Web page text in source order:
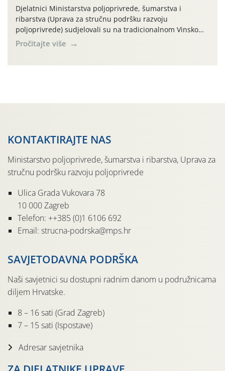
Djelatnici Ministarstva poljoprivrede, šumarstva i
ribarstva (Uprava za stručnu podršku razvoju
poljoprivrede) sudjelovali su na tradicionalnom Vinskom
forumu, održanom 24.07.2026. godine u Domu vinarske
tradicije u Putnikovićima na poluotoku Pelješcu, u
Pročitajte više
KONTAKTIRAJTE NAS
Ministarstvo poljoprivrede, šumarstva i ribarstva, Uprava za
stručnu podršku razvoju poljoprivrede
Ulica Grada Vukovara 78
10 000 Zagreb
Telefon: ++385 (0)1 6106 692
Email: strucna-podrska@mps.hr
SAVJETODAVNA PODRŠKA
Naši savjetnici su dostupni radnim danom u podružnicama
diljem Hrvatske.
8 – 16 sati (Grad Zagreb)
7 – 15 sati (Ispostave)
Adresar savjetnika